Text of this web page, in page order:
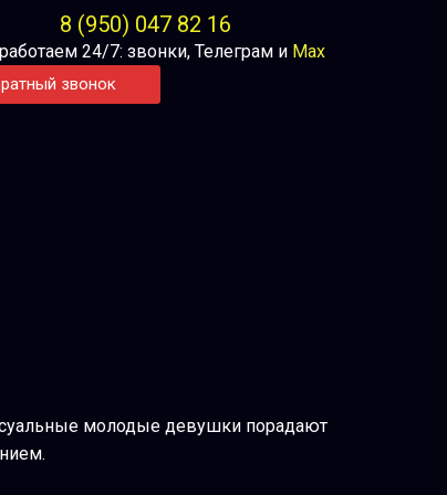
8 (950) 047 82 16
24/7: звонки, Телеграм и Max
звонок
молодые девушки порадают